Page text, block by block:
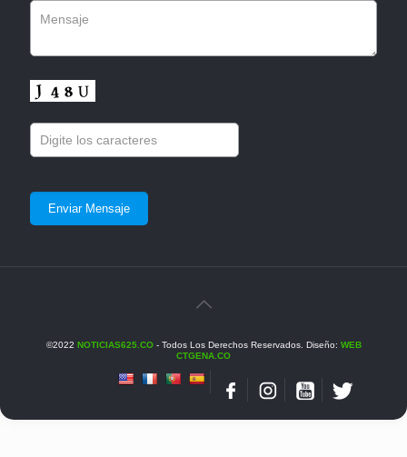
©2022 NOTICIAS625.CO- Todos Los Derechos Reservados. Diseño: WEB
CTGENA.CO